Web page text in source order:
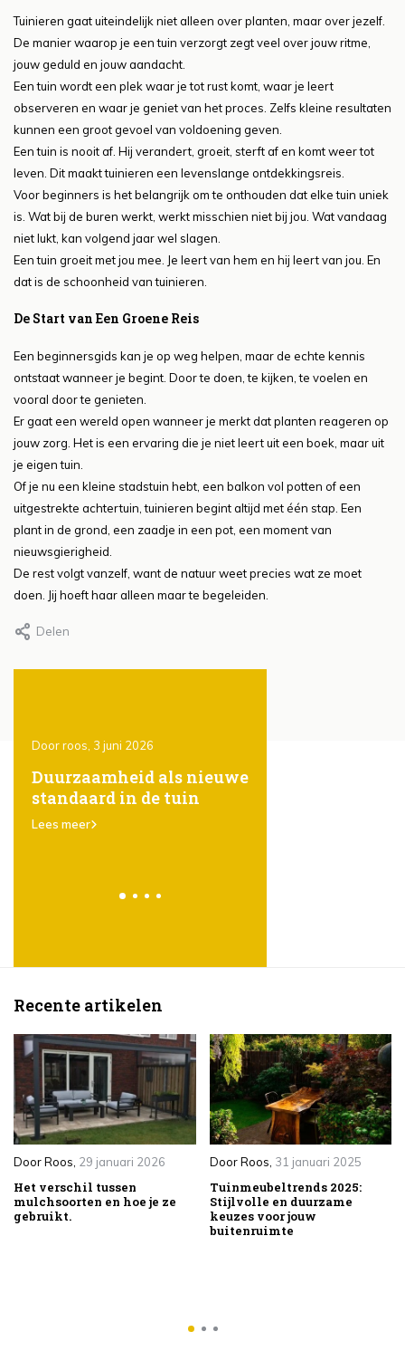
Tuinieren gaat uiteindelijk niet alleen over planten, maar over jezelf.
De manier waarop je een tuin verzorgt zegt veel over jouw ritme,
jouw geduld en jouw aandacht.
Een tuin wordt een plek waar je tot rust komt, waar je leert
observeren en waar je geniet van het proces. Zelfs kleine resultaten
kunnen een groot gevoel van voldoening geven.
Een tuin is nooit af. Hij verandert, groeit, sterft af en komt weer tot
leven. Dit maakt tuinieren een levenslange ontdekkingsreis.
Voor beginners is het belangrijk om te onthouden dat elke tuin uniek
is. Wat bij de buren werkt, werkt misschien niet bij jou. Wat vandaag
niet lukt, kan volgend jaar wel slagen.
Een tuin groeit met jou mee. Je leert van hem en hij leert van jou. En
dat is de schoonheid van tuinieren.
De Start van Een Groene Reis
Een beginnersgids kan je op weg helpen, maar de echte kennis
ontstaat wanneer je begint. Door te doen, te kijken, te voelen en
vooral door te genieten.
Er gaat een wereld open wanneer je merkt dat planten reageren op
jouw zorg. Het is een ervaring die je niet leert uit een boek, maar uit
je eigen tuin.
Of je nu een kleine stadstuin hebt, een balkon vol potten of een
uitgestrekte achtertuin, tuinieren begint altijd met één stap. Een
plant in de grond, een zaadje in een pot, een moment van
nieuwsgierigheid.
De rest volgt vanzelf, want de natuur weet precies wat ze moet
doen. Jij hoeft haar alleen maar te begeleiden.
Delen
Door roos, 3 juni 2026
Duurzaamheid als nieuwe
standaard in de tuin
Lees meer
Recente artikelen
DoorRoos, 29 januari 2026
Het verschil tussen
mulchsoorten en hoe je ze
gebruikt.
DoorRoos, 31 januari 2025
Tuinmeubeltrends 2025:
Stijlvolle en duurzame
keuzes voor jouw
buitenruimte